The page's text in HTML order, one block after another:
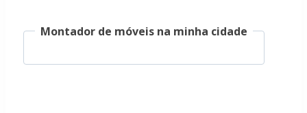
Montador de móveis na minha cidade